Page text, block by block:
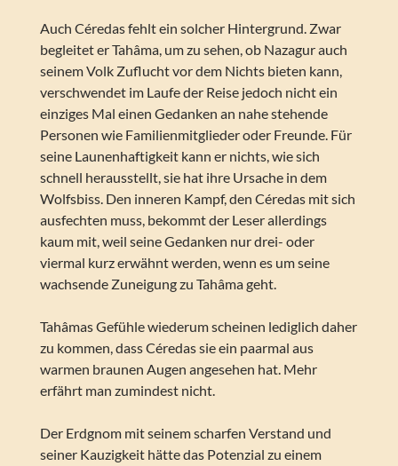
Auch Céredas fehlt ein solcher Hintergrund. Zwar
begleitet er Tahâma, um zu sehen, ob Nazagur auch
seinem Volk Zuflucht vor dem Nichts bieten kann,
verschwendet im Laufe der Reise jedoch nicht ein
einziges Mal einen Gedanken an nahe stehende
Personen wie Familienmitglieder oder Freunde. Für
seine Launenhaftigkeit kann er nichts, wie sich
schnell herausstellt, sie hat ihre Ursache in dem
Wolfsbiss. Den inneren Kampf, den Céredas mit sich
ausfechten muss, bekommt der Leser allerdings
kaum mit, weil seine Gedanken nur drei- oder
viermal kurz erwähnt werden, wenn es um seine
wachsende Zuneigung zu Tahâma geht.
Tahâmas Gefühle wiederum scheinen lediglich daher
zu kommen, dass Céredas sie ein paarmal aus
warmen braunen Augen angesehen hat. Mehr
erfährt man zumindest nicht.
Der Erdgnom mit seinem scharfen Verstand und
seiner Kauzigkeit hätte das Potenzial zu einem